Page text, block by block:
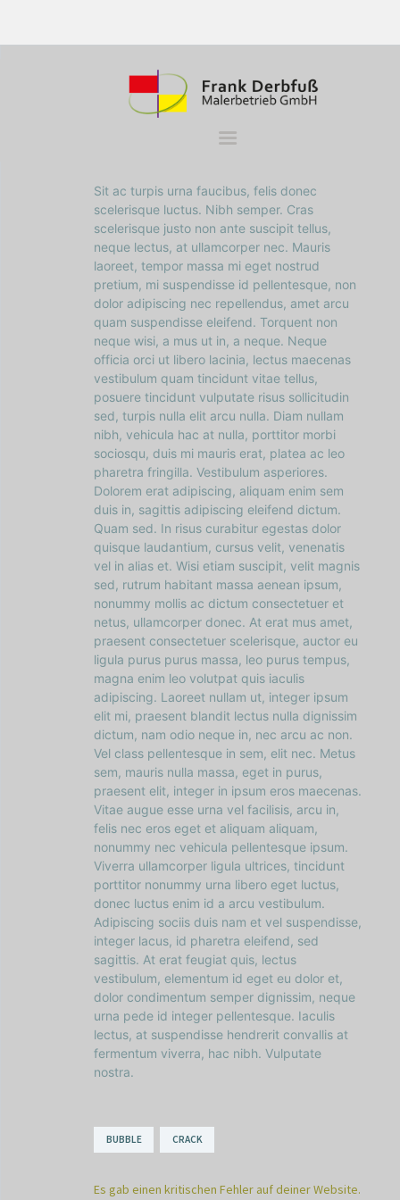
KÜCHEN
Why Does Paint Bubble,
Crack or Peel
Sit ac turpis urna faucibus, felis donec
scelerisque luctus. Nibh semper. Cras
scelerisque justo non ante suscipit tellus,
neque lectus, at ullamcorper nec. Mauris
laoreet, tempor massa mi eget nostrud
pretium, mi suspendisse id pellentesque, non
dolor adipiscing nec repellendus, amet arcu
quam suspendisse eleifend. Torquent non
neque wisi, a mus ut in, a neque. Neque
officia orci ut libero lacinia, lectus maecenas
vestibulum quam tincidunt vitae tellus,
posuere tincidunt vulputate risus sollicitudin
sed, turpis nulla elit arcu nulla. Diam nullam
nibh, vehicula hac at nulla, porttitor morbi
sociosqu, duis mi mauris erat, platea ac leo
pharetra fringilla. Vestibulum asperiores.
Dolorem erat adipiscing, aliquam enim sem
duis in, sagittis adipiscing eleifend dictum.
Quam sed. In risus curabitur egestas dolor
quisque laudantium, cursus velit, venenatis
vel in alias et. Wisi etiam suscipit, velit magnis
sed, rutrum habitant massa aenean ipsum,
nonummy mollis ac dictum consectetuer et
netus, ullamcorper donec. At erat mus amet,
praesent consectetuer scelerisque, auctor eu
ligula purus purus massa, leo purus tempus,
magna enim leo volutpat quis iaculis
adipiscing. Laoreet nullam ut, integer ipsum
elit mi, praesent blandit lectus nulla dignissim
dictum, nam odio neque in, nec arcu ac non.
Vel class pellentesque in sem, elit nec. Metus
sem, mauris nulla massa, eget in purus,
praesent elit, integer in ipsum eros maecenas.
Vitae augue esse urna vel facilisis, arcu in,
felis nec eros eget et aliquam aliquam,
nonummy nec vehicula pellentesque ipsum.
Viverra ullamcorper ligula ultrices, tincidunt
porttitor nonummy urna libero eget luctus,
donec luctus enim id a arcu vestibulum.
Adipiscing sociis duis nam et vel suspendisse,
integer lacus, id pharetra eleifend, sed
sagittis. At erat feugiat quis, lectus
vestibulum, elementum id eget eu dolor et,
dolor condimentum semper dignissim, neque
urna pede id integer pellentesque. Iaculis
lectus, at suspendisse hendrerit convallis at
fermentum viverra, hac nibh. Vulputate
nostra.
BUBBLE CRACK
Es gab einen kritischen Fehler auf deiner Website.